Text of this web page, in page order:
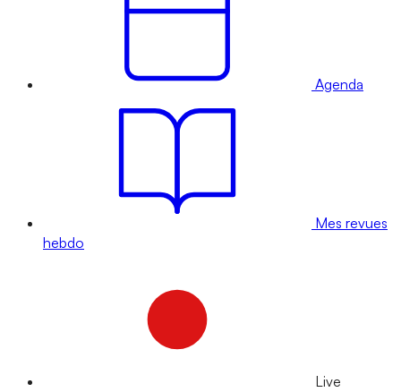
Agenda
Mes revues
hebdo
Live